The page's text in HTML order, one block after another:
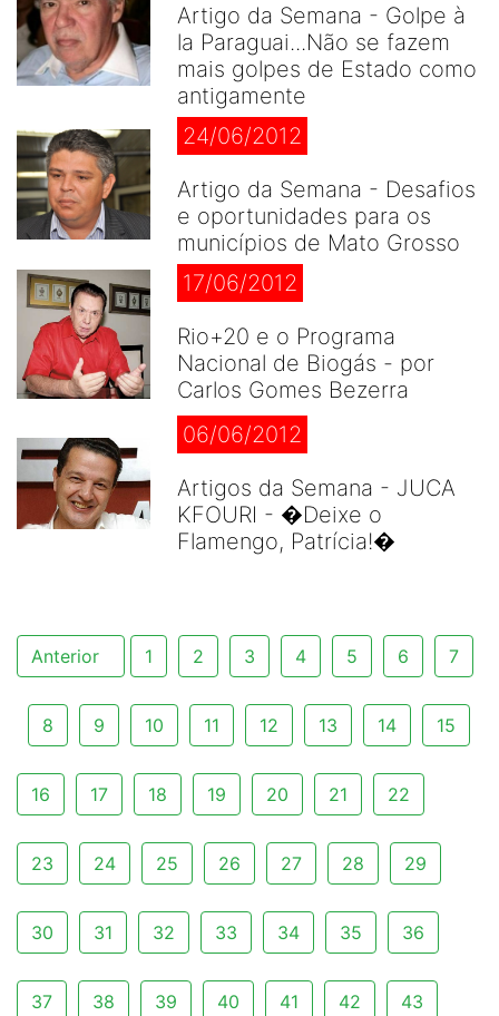
Artigo da Semana - Golpe à
la Paraguai...Não se fazem
mais golpes de Estado como
antigamente
24/06/2012
Artigo da Semana - Desafios
e oportunidades para os
municípios de Mato Grosso
17/06/2012
Rio+20 e o Programa
Nacional de Biogás - por
Carlos Gomes Bezerra
06/06/2012
Artigos da Semana - JUCA
KFOURI - �Deixe o
Flamengo, Patrícia!�
Anterior 1 2 3 4 5 6 7
8 9 10 11 12 13 14 15
16 17 18 19 20 21 22
23 24 25 26 27 28 29
30 31 32 33 34 35 36
37 38 39 40 41 42 43